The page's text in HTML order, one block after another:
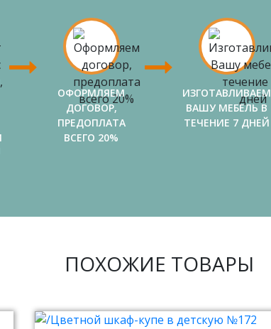
ОФОРМЛЯЕМ
ДОГОВОР,
ПРЕДОПЛАТА
ВСЕГО 20%
ИЗГОТАВЛИВАЕМ
ВАШУ МЕБЕЛЬ В
ТЕЧЕНИЕ 7 ДНЕЙ
ПОХОЖИЕ ТОВАРЫ